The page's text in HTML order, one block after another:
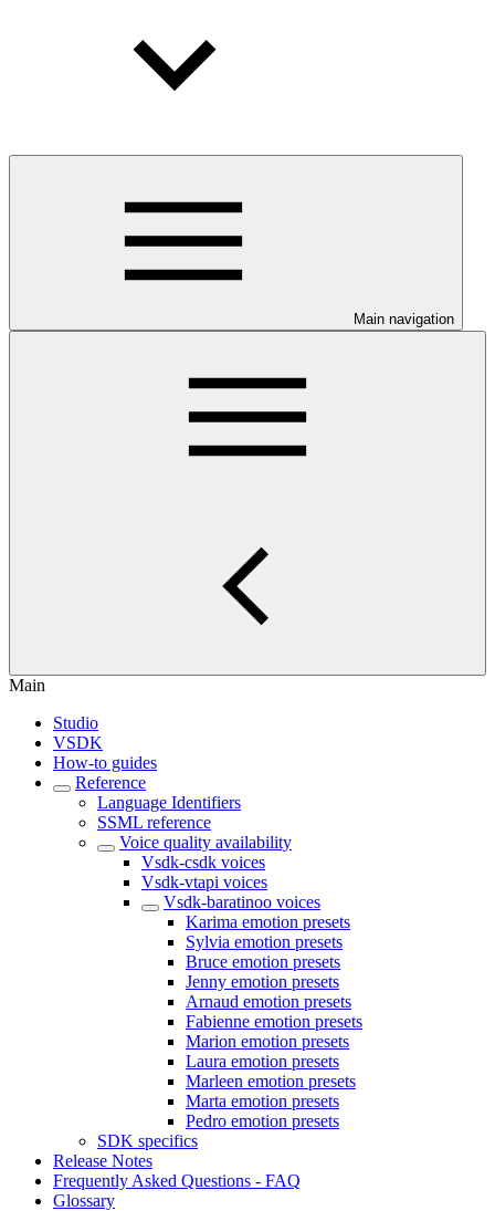
Main navigation
Main
Studio
VSDK
How-to guides
Reference
Language Identifiers
SSML reference
Voice quality availability
Vsdk-csdk voices
Vsdk-vtapi voices
Vsdk-baratinoo voices
Karima emotion presets
Sylvia emotion presets
Bruce emotion presets
Jenny emotion presets
Arnaud emotion presets
Fabienne emotion presets
Marion emotion presets
Laura emotion presets
Marleen emotion presets
Marta emotion presets
Pedro emotion presets
SDK specifics
Release Notes
Frequently Asked Questions - FAQ
Glossary